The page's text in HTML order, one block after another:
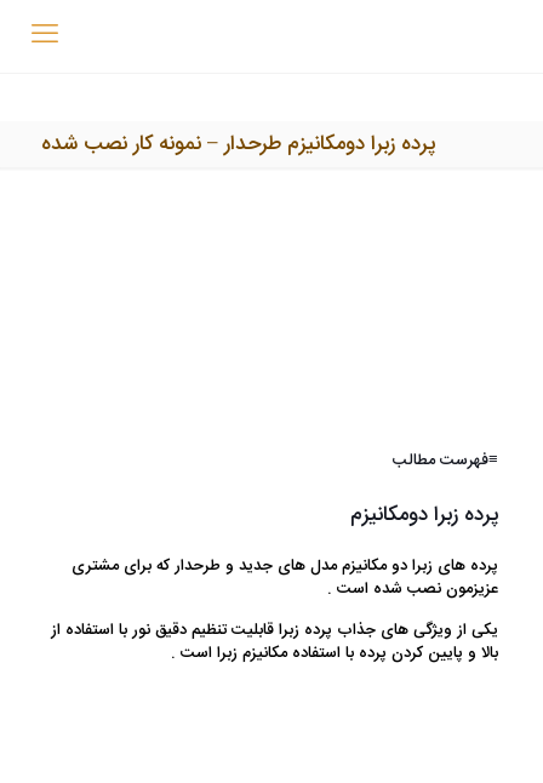
پرده زبرا دومکانیزم طرحدار – نمونه کار نصب شده
≡فهرست مطالب
پرده زبرا دومکانیزم
پرده های زبرا دو مکانیزم مدل های جدید و طرحدار که برای مشتری
عزیزمون نصب شده است .
یکی از ویژگی های جذاب پرده زبرا قابلیت تنظیم دقیق نور با استفاده از
بالا و پایین کردن پرده با استفاده مکانیزم زبرا است .